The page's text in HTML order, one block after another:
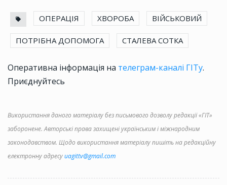
ОПЕРАЦІЯ ХВОРОБА ВІЙСЬКОВИЙ
ПОТРІБНА ДОПОМОГА СТАЛЕВА СОТКА
Оперативна інформація на телеграм-каналі ГІТу.
Приєднуйтесь
Використання даного матеріалу без письмового дозволу редакції «ГІТ»
заборонене. Авторські права захищені українським і міжнародним
законодавством. Щодо використання матеріалу пишіть на редакційну
електронну адресуuagittv@gmail.com